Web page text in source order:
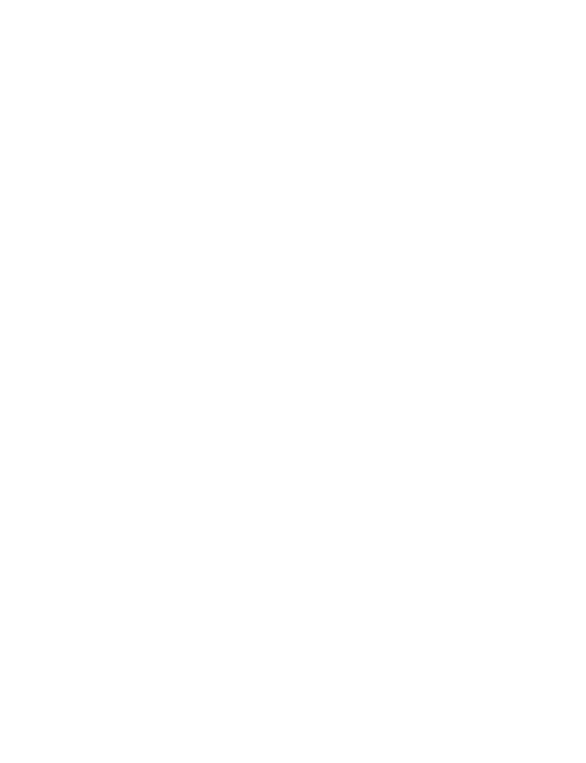
en bogota por dias, alquiler de carros en bogota por horas, alquiler carros de perros bogota,